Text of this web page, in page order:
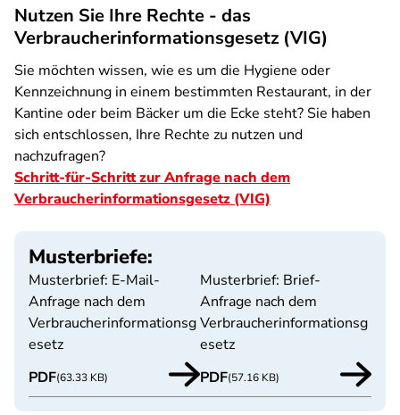
Nutzen Sie Ihre Rechte - das
Verbraucherinformationsgesetz (VIG)
Sie möchten wissen, wie es um die Hygiene oder
Kennzeichnung in einem bestimmten Restaurant, in der
Kantine oder beim Bäcker um die Ecke steht? Sie haben
sich entschlossen, Ihre Rechte zu nutzen und
nachzufragen?
Schritt-für-Schritt zur Anfrage nach dem
Verbraucherinformationsgesetz (VIG)
Musterbriefe:
Musterbrief: E-Mail-
Anfrage nach dem
Verbraucherinformationsg
esetz
PDF(63.33 KB)
Musterbrief: Brief-
Anfrage nach dem
Verbraucherinformationsg
esetz
PDF(57.16 KB)